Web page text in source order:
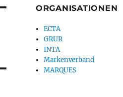
ORGANISATIONEN
ECTA
GRUR
INTA
Markenverband
MARQUES